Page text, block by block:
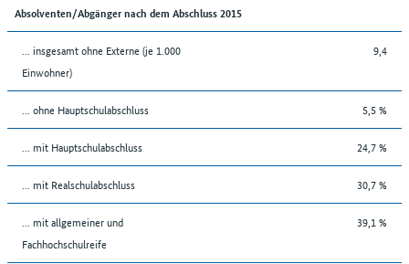
Absolventen/Abgänger nach dem Abschluss 2015
... insgesamt ohne Externe (je 1.000
Einwohner)
9,4
... ohne Hauptschulabschluss 5,5 %
... mit Hauptschulabschluss 24,7 %
... mit Realschulabschluss 30,7 %
... mit allgemeiner und
Fachhochschulreife
39,1 %